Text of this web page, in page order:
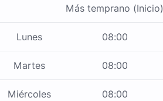
Más temprano (Inicio)
Lunes 08:00
Martes 08:00
Miércoles 08:00